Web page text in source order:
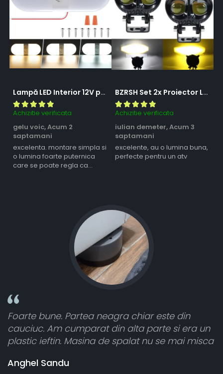
Lampă LED Interior 12V pentru Dubă, Camper și Rulotă - 180LED, 33 cm, 3 Temperaturii de Culoare, Intensitate Reglabilă, Iluminare Compartiment Marfă
Achizitie verificata
gelu voic,Acum 2
saptamani
excelenta. montare simpla si
o lumina foarte puternica
care se poate regla ca
BZRSH Set 2x Proiector LED Bufnita 50W Lupa 2 Faze Alb-Galben 12-24V Moto ATV
Achizitie verificata
iulian demeter,Acum 3
saptamani
excelente, au o lumina buna,
perfecte pentru un atv
un
Toate sunt foarte luminoase și funcționează
atât de bine în curtea din spate. A primit
cele 8 bucati dar una nu a funcționat,
banii pentru 1 bucata, Multumesc